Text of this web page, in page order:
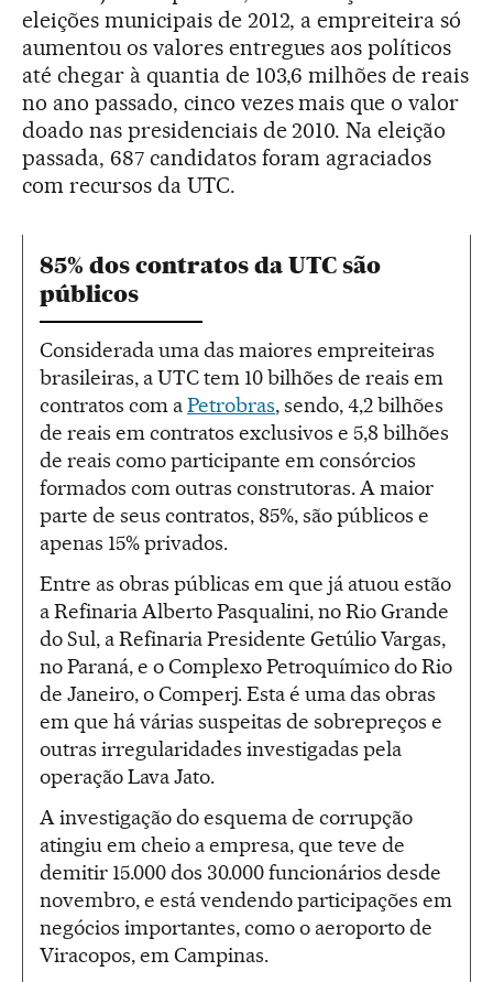
eleições municipais de 2012, a empreiteira só
aumentou os valores entregues aos políticos
até chegar à quantia de 103,6 milhões de reais
no ano passado, cinco vezes mais que o valor
doado nas presidenciais de 2010. Na eleição
passada, 687 candidatos foram agraciados
com recursos da UTC.
85% dos contratos da UTC são
públicos
Considerada uma das maiores empreiteiras
brasileiras, a UTC tem 10 bilhões de reais em
contratos com aPetrobras, sendo, 4,2 bilhões
de reais em contratos exclusivos e 5,8 bilhões
de reais como participante em consórcios
formados com outras construtoras. A maior
parte de seus contratos, 85%, são públicos e
apenas 15% privados.
Entre as obras públicas em que já atuou estão
a Refinaria Alberto Pasqualini, no Rio Grande
do Sul, a Refinaria Presidente Getúlio Vargas,
no Paraná, e o Complexo Petroquímico do Rio
de Janeiro, o Comperj. Esta é uma das obras
em que há várias suspeitas de sobrepreços e
outras irregularidades investigadas pela
operação Lava Jato.
A investigação do esquema de corrupção
atingiu em cheio a empresa, que teve de
demitir 15.000 dos 30.000 funcionários desde
novembro, e está vendendo participações em
negócios importantes, como o aeroporto de
Viracopos, em Campinas.